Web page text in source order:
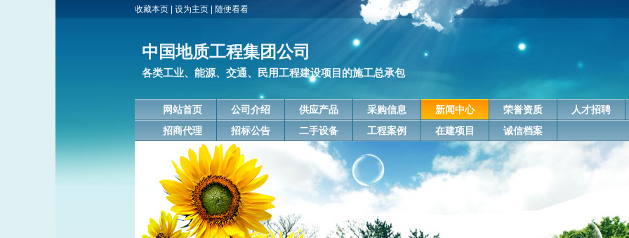
收藏本页 设为主页 随便看看
中国地质工程集团公司
各类工业、能源、交通、民用工程建设项目的施工总承包
网站首页 公司介绍 供应产品 采购信息 新闻中心 荣誉资质
人才招聘
招商代理
招标公告 二手设备 工程案例 在建项目 诚信档案